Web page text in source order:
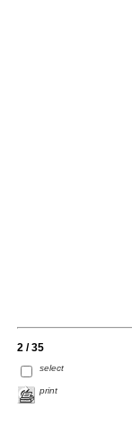
2 / 35
select
print